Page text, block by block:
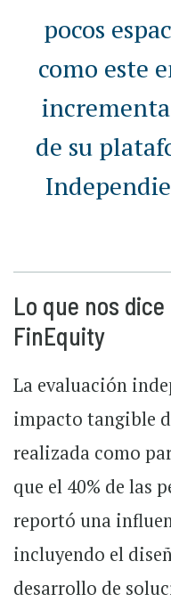
pocos
como este
de su
Lo que nos
FinEquity
La evaluación
impacto tangible
realizada como
que el 40% de las
reportó una
incluyendo el
desarrollo de